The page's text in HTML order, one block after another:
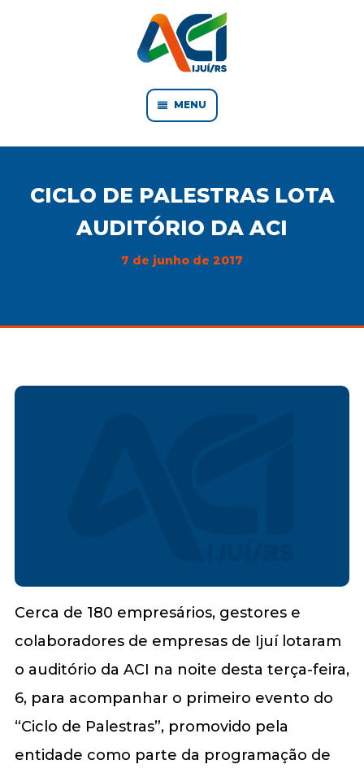
MENU
CICLO DE PALESTRAS LOTA
AUDITÓRIO DA ACI
7 de junho de 2017
Cerca de 180 empresários, gestores e
colaboradores de empresas de Ijuí lotaram
o auditório da ACI na noite desta terça-feira,
6, para acompanhar o primeiro evento do
“Ciclo de Palestras”, promovido pela
entidade como parte da programação de